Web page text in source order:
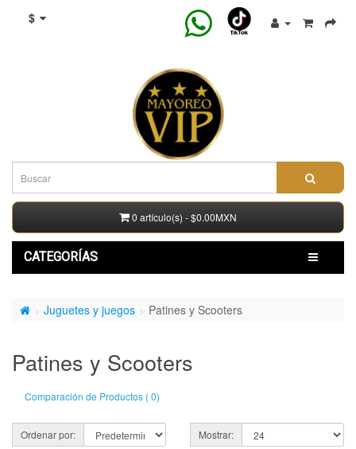
$
0 artículo(s) - $0.00MXN
CATEGORÍAS
Juguetes y juegos Patines y Scooters
Patines y Scooters
Comparación de Productos ( 0)
Ordenar por: Mostrar: